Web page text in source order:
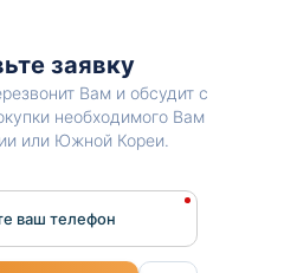
заявку
Вам и обсудит с
необходимого Вам
или Южной Кореи.
ваш телефон